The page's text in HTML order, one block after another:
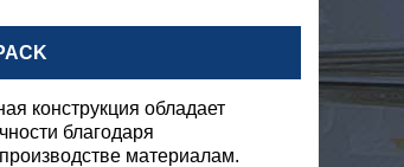
конструкция обладает
благодаря
материалам.